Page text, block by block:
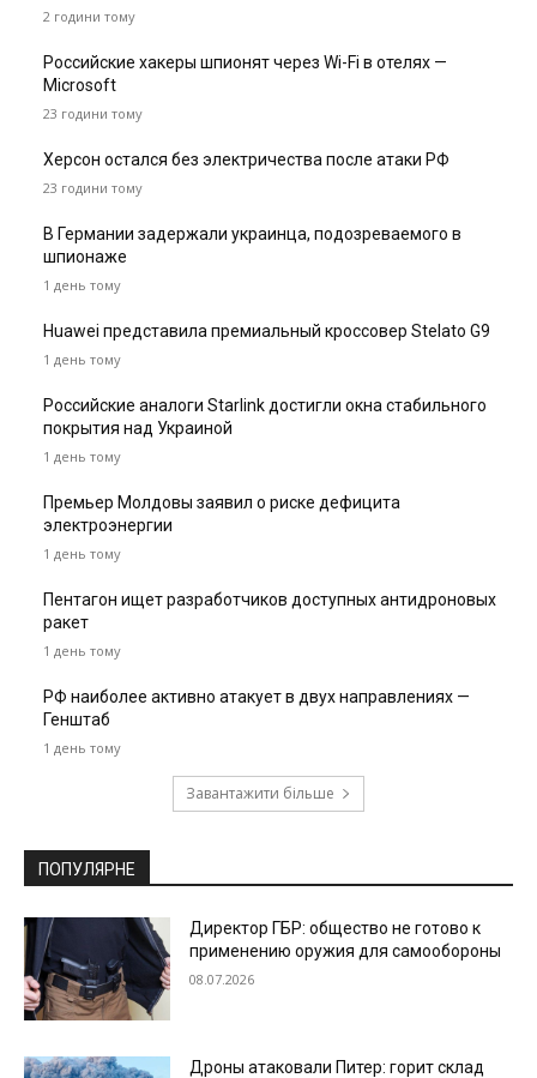
2 години тому
Российские хакеры шпионят через Wi-Fi в отелях —
Microsoft
23 години тому
Херсон остался без электричества после атаки РФ
23 години тому
В Германии задержали украинца, подозреваемого в
шпионаже
1 день тому
Huawei представила премиальный кроссовер Stelato G9
1 день тому
Российские аналоги Starlink достигли окна стабильного
покрытия над Украиной
1 день тому
Премьер Молдовы заявил о риске дефицита
электроэнергии
1 день тому
Пентагон ищет разработчиков доступных антидроновых
ракет
1 день тому
РФ наиболее активно атакует в двух направлениях —
Генштаб
1 день тому
Завантажити більше
ПОПУЛЯРНЕ
Директор ГБР: общество не готово к
применению оружия для самообороны
08.07.2026
Дроны атаковали Питер: горит склад